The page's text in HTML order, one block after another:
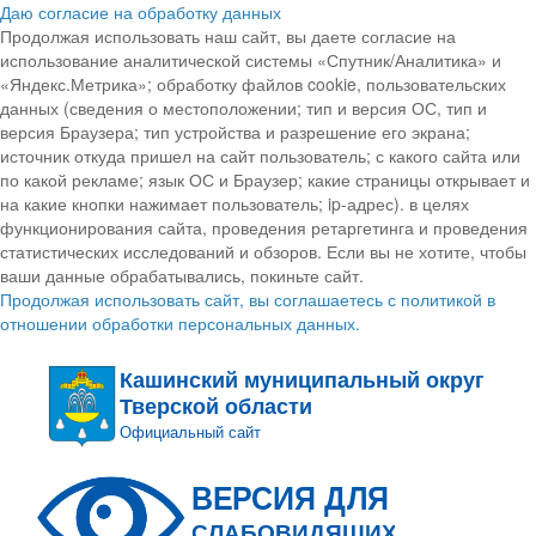
Даю согласие на обработку данных
Продолжая использовать наш сайт, вы даете согласие на
использование аналитической системы «Спутник/Аналитика» и
«Яндекс.Метрика»; обработку файлов cookie, пользовательских
данных (сведения о местоположении; тип и версия ОС, тип и
версия Браузера; тип устройства и разрешение его экрана;
источник откуда пришел на сайт пользователь; с какого сайта или
по какой рекламе; язык ОС и Браузер; какие страницы открывает и
на какие кнопки нажимает пользователь; ip-адрес). в целях
функционирования сайта, проведения ретаргетинга и проведения
статистических исследований и обзоров. Если вы не хотите, чтобы
ваши данные обрабатывались, покиньте сайт.
Продолжая использовать сайт, вы соглашаетесь с политикой в
отношении обработки персональных данных.